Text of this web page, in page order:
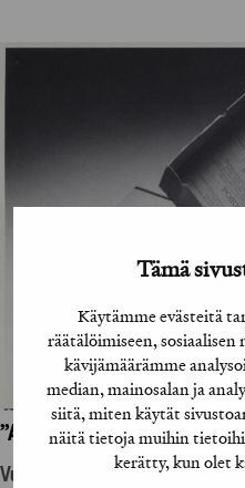
Tämä
Käytämme evästeitä
räätälöimiseen,
kävijämäärämme
median, mainosalan ja
siitä, miten käytät
näitä tietoja muihin
kerätty, kun olet
”A-lehtien
Vuosikirjatyö